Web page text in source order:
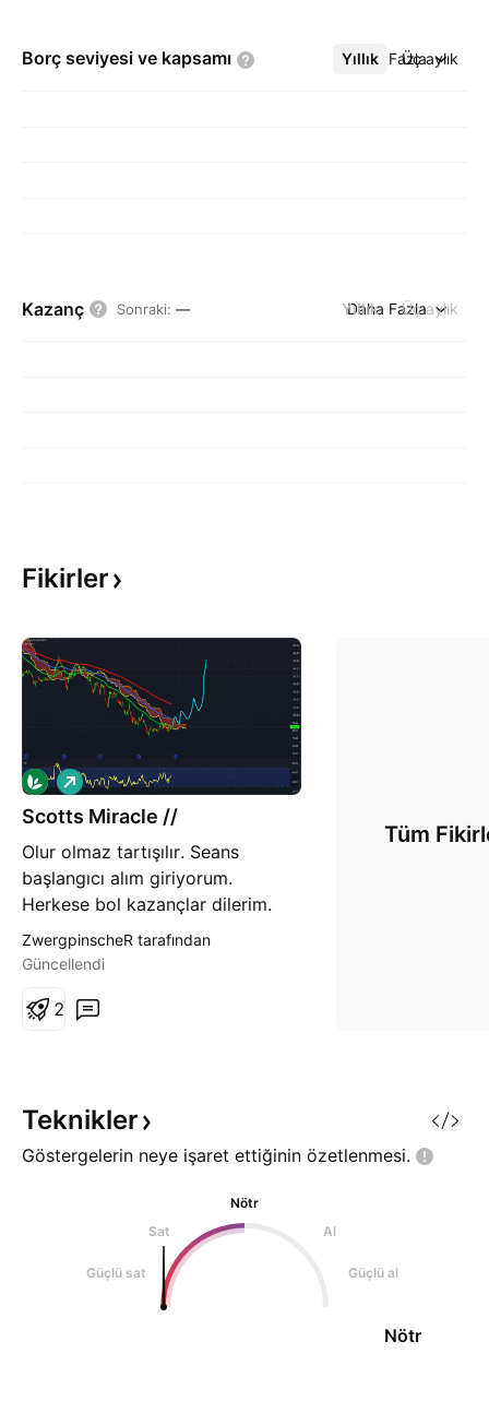
Borç seviyesi ve kapsamı Yıllık Üç aylık
Daha Fazla
Kazanç Sonraki: — Yıllık Üç aylık
Daha Fazla
Fikirler
Scotts Miracle //
Olur olmaz tartışılır. Seans
başlangıcı alım giriyorum.
Herkese bol kazançlar dilerim.
A
l
ı
ZwergpinscheR tarafından
Güncellendi
2
Tüm
Teknikler
Göstergelerin neye işaret ettiğinin özetlenmesi.
Nötr
Sat
Al
Güçlü sat Güçlü al
Nötr